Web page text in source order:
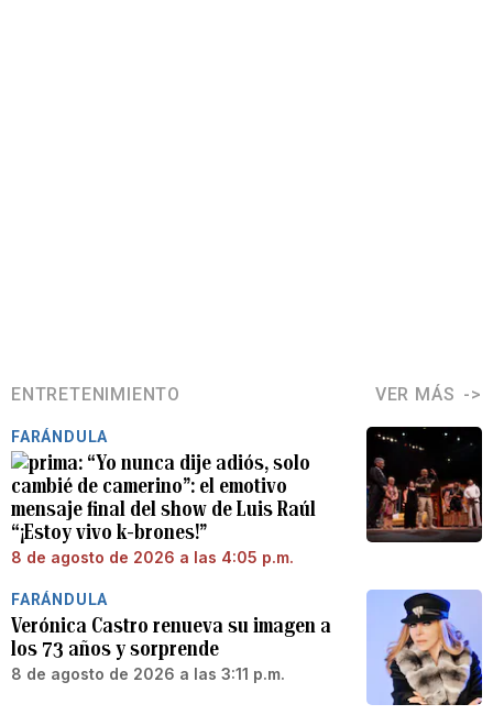
ENTRETENIMIENTO VER MÁS
FARÁNDULA
“Yo nunca dije adiós, solo
cambié de camerino”: el emotivo
mensaje final del show de Luis Raúl
“¡Estoy vivo k-brones!”
8 de agosto de 2026 a las 4:05 p.m.
FARÁNDULA
Verónica Castro renueva su imagen a
los 73 años y sorprende
8 de agosto de 2026 a las 3:11 p.m.